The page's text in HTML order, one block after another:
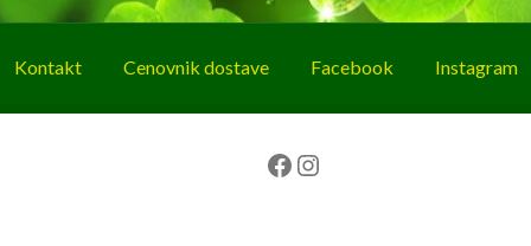
Kontakt Cenovnik dostave Facebook Instagram
Facebook Instagram